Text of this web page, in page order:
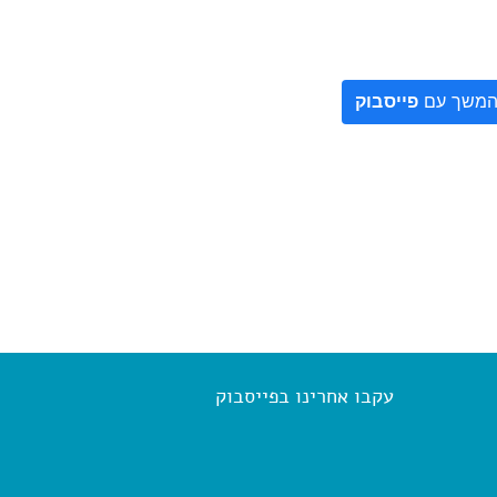
המשך עם פייסבוק
עקבו אחרינו בפייסבוק